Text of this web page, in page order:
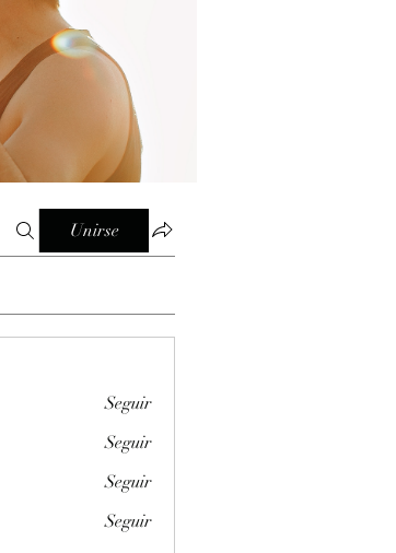
Unirse
Seguir
Seguir
Seguir
Seguir